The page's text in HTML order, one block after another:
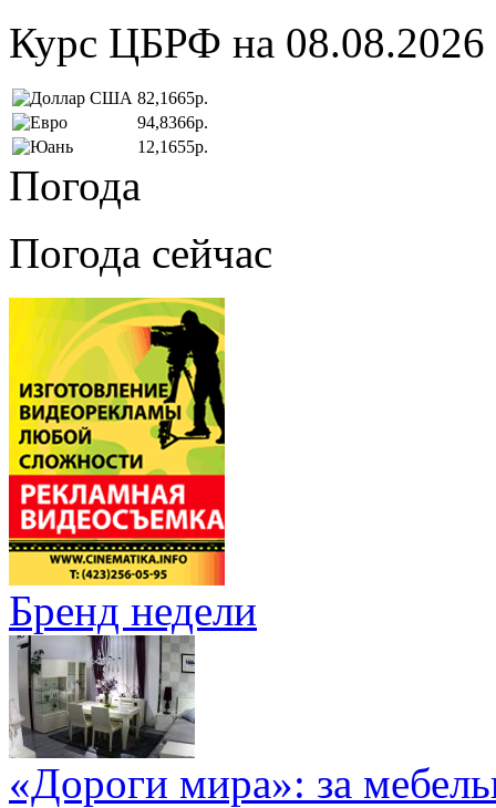
Курс ЦБРФ на 08.08.2026
82,1665р.
94,8366р.
12,1655р.
Погода
Погода сейчас
Бренд недели
«Дороги мира»: за